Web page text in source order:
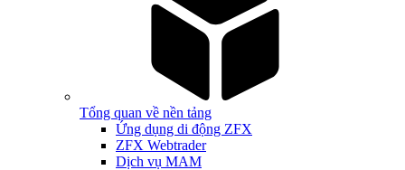
Tổng quan về nền tảng
Ứng dụng di động ZFX
ZFX Webtrader
Dịch vụ MAM